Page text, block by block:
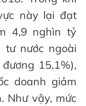
này lại đạt
4,9 nghìn tỷ
nước ngoài
15,1%),
doanh giảm
Như vậy, mức